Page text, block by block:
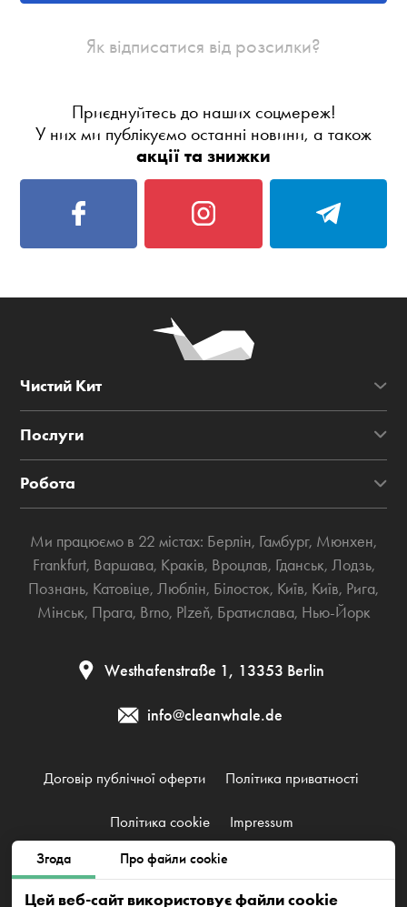
Згода Про файли cookie
Цей веб-сайт використовує файли cookie
Як відписатися від розсилки?
Приєднуйтесь до наших соцмереж!
У них ми публікуємо останні новини, а також
акції та знижки
Чистий Кит
Послуги
Робота
Ми працюємо в 22 містах: Берлін, Гамбург, Мюнхен,
Frankfurt, Варшава, Краків, Вроцлав, Гданськ, Лодзь,
Познань, Катовіце, Люблін, Білосток, Київ, Київ, Рига,
Мінськ, Прага, Brno, Plzeň, Братислава, Нью-Йорк
Westhafenstraße 1, 13353 Berlin
info@cleanwhale.de
Договір публічної оферти Політика приватності
Політика cookie Impressum
CleanWhale GmbH, HRB 240046 B, DE353460818
Westhafenstraße 1, 13353 Berlin